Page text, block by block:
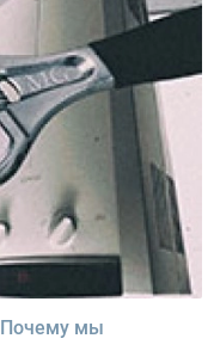
Почему мы